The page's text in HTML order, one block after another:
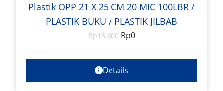
Plastik OPP 21 X 25 CM 20 MIC 100LBR /
PLASTIK BUKU / PLASTIK JILBAB
Rp13.600 Rp0
Details